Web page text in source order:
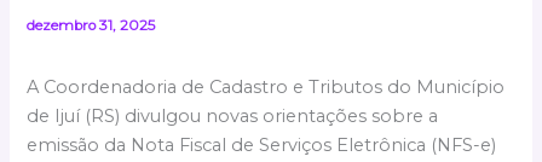
dezembro 31, 2025
A Coordenadoria de Cadastro e Tributos do Município
de Ijuí (RS) divulgou novas orientações sobre a
emissão da Nota Fiscal de Serviços Eletrônica (NFS-e)